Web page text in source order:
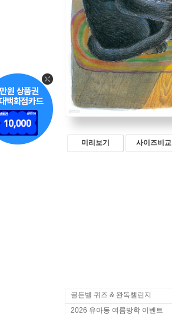
미리보기 사이즈비교
골든벨 퀴즈 & 완독챌린지
2026 유아동 여름방학 이벤트